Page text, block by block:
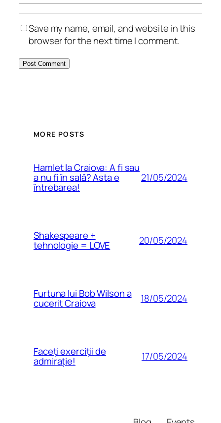
Save my name, email, and website in this
browser for the next time I comment.
MORE POSTS
Hamlet la Craiova: A fi sau
a nu fi în sală? Asta e
întrebarea!
21/05/2024
Shakespeare +
tehnologie = LOVE 20/05/2024
Furtuna lui Bob Wilson a
cucerit Craiova 18/05/2024
Faceți exerciții de
admirație! 17/05/2024